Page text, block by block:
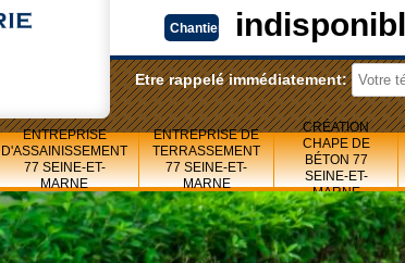
Chantier
Etre rappelé immédiatement:
ENTREPRISE
D'ASSAINISSEMENT
77 SEINE-ET-
MARNE
ENTREPRISE DE
TERRASSEMENT
77 SEINE-ET-
MARNE
CRÉATION
CHAPE DE
BÉTON 77
SEINE-ET-
MARNE